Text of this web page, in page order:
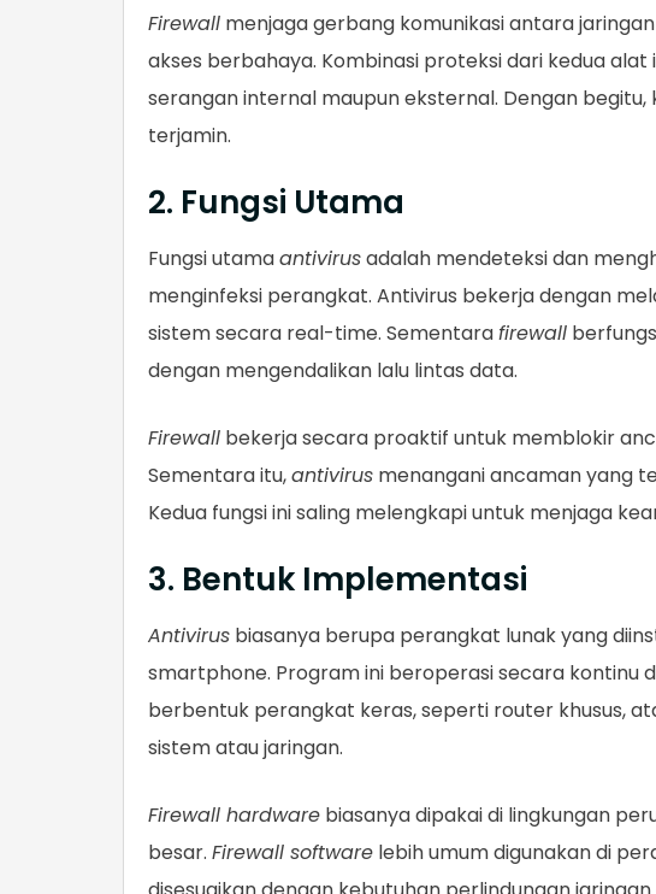
Firewall menjaga gerbang komunikasi antara
akses berbahaya. Kombinasi proteksi dari kedua
serangan internal maupun eksternal. Dengan
terjamin.
2. Fungsi Utama
Fungsi utamaantivirusadalah mendeteksi dan
menginfeksi perangkat. Antivirus bekerja dengan
sistem secara real-time. Sementarafirewall
dengan mengendalikan lalu lintas data.
Firewall bekerja secara proaktif untuk memblokir
Sementara itu,antivirus menangani ancaman yang
Kedua fungsi ini saling melengkapi untuk menjaga
3. Bentuk Implementasi
Antivirus biasanya berupa perangkat lunak yang
smartphone. Program ini beroperasi secara kontinu
berbentuk perangkat keras, seperti router khusus,
sistem atau jaringan.
Firewall hardware biasanya dipakai di lingkungan
besar. Firewall software lebih umum digunakan di